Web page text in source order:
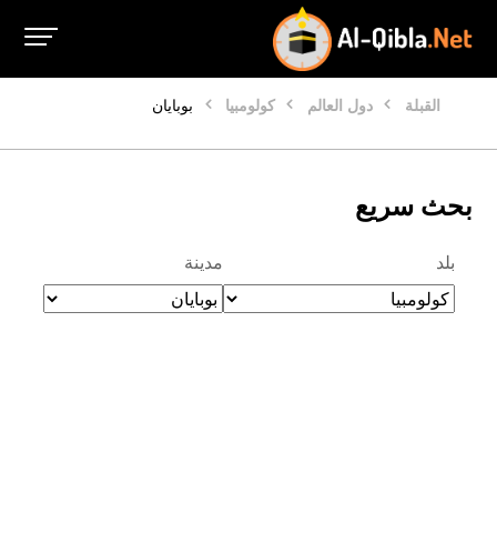
القبلة دول العالم كولومبيا بوبايان
بحث سريع
بلد مدينة